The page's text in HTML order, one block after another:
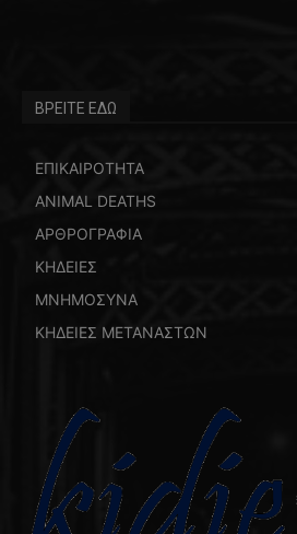
ΒΡΕΙΤΕ ΕΔΩ
ΕΠΙΚΑΙΡΟΤΗΤΑ
ANIMAL DEATHS
ΑΡΘΡΟΓΡΑΦΙΑ
ΚΗΔΕΙΕΣ
ΜΝΗΜΟΣΥΝΑ
ΚΗΔΕΙΕΣ ΜΕΤΑΝΑΣΤΩΝ